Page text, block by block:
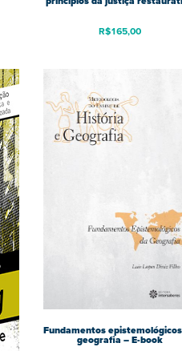
R$165,00
Fundamentos
geografia – E-book